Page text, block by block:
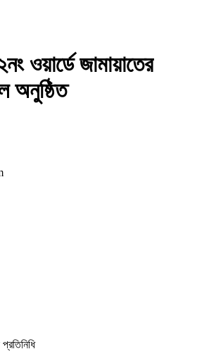
ওয়ার্ডে জামায়াতের
অনুষ্ঠিত